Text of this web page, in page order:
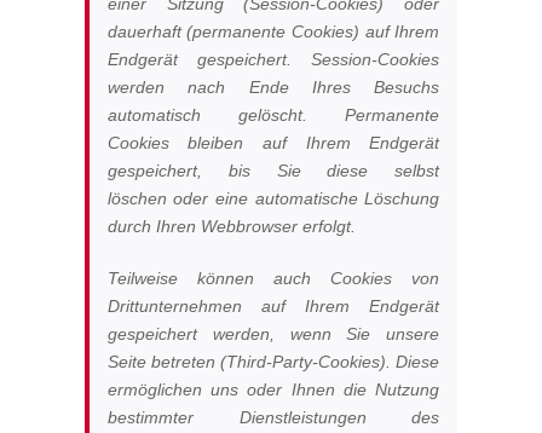
dauerhaft (permanente Cookies) auf Ihrem
Endgerät gespeichert. Session-Cookies
werden nach Ende Ihres Besuchs
automatisch gelöscht. Permanente
Cookies bleiben auf Ihrem Endgerät
gespeichert, bis Sie diese selbst
löschen oder eine automatische Löschung
durch Ihren Webbrowser erfolgt.
Teilweise können auch Cookies von
Drittunternehmen auf Ihrem Endgerät
gespeichert werden, wenn Sie unsere
Seite betreten (Third-Party-Cookies). Diese
ermöglichen uns oder Ihnen die Nutzung
bestimmter Dienstleistungen des